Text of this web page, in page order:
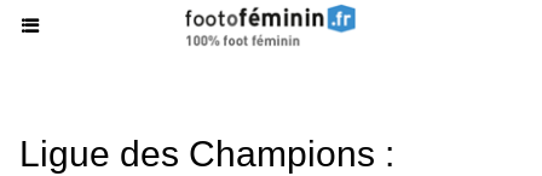
Ligue des Champions :